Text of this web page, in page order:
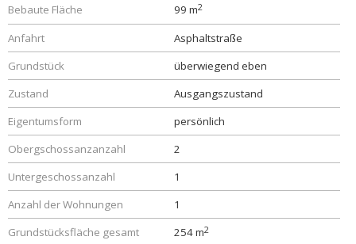
Bebaute Fläche
99 m2
Anfahrt
Asphaltstraße
Grundstück
überwiegend eben
Zustand
Ausgangszustand
Eigentumsform
persönlich
Obergschossanzanzahl
2
Untergeschossanzahl
1
Anzahl der Wohnungen
1
Grundstücksfläche gesamt
254 m2